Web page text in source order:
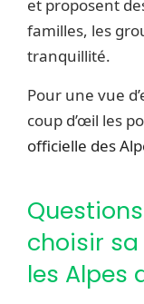
et proposent
familles, les
tranquillité.
Pour une vue
coup d’œil les
officielle des
choisir
les Alpes